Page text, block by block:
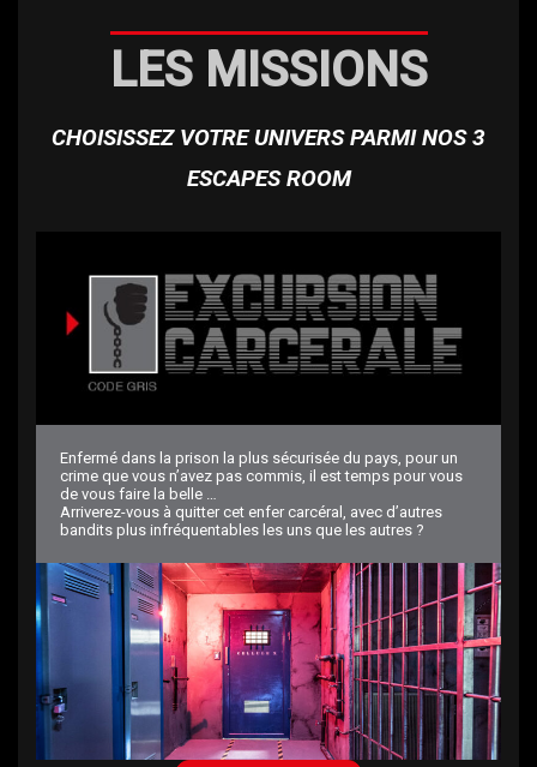
LES MISSIONS
CHOISISSEZ VOTRE UNIVERS PARMI NOS 3
ESCAPES ROOM
Enfermé dans la prison la plus sécurisée du pays, pour un
crime que vous n’avez pas commis, il est temps pour vous
de vous faire la belle …
Arriverez-vous à quitter cet enfer carcéral, avec d’autres
bandits plus infréquentables les uns que les autres ?